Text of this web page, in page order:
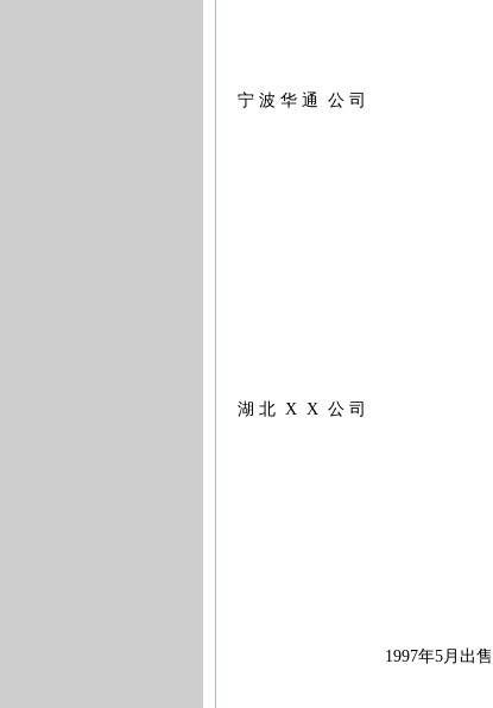
宁 波 华 通 公 司
湖 北 X X 公 司
1997年5月出售